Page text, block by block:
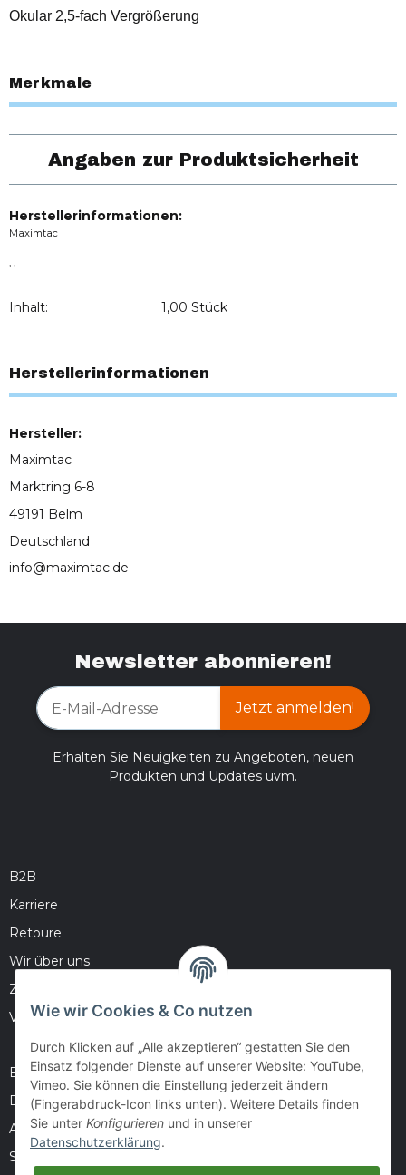
Okular 2,5-fach Vergrößerung
Merkmale
Angaben zur Produktsicherheit
Herstellerinformationen:
Maximtac
Inhalt: 1,00 Stück
Herstellerinformationen
Hersteller:
Maximtac
Marktring 6-8
49191 Belm
Deutschland
info@maximtac.de
Newsletter abonnieren!
Jetzt anmelden!
Erhalten Sie Neuigkeiten zu Angeboten, neuen
Produkten und Updates uvm.
B2B
Karriere
Retoure
Wir über uns
Zahlungsmöglichkeiten
Versandinformationen
Barrierefreiheitserklärung
Datenschutz
AGB
Sitemap
Wie wir Cookies & Co nutzen
Durch Klicken auf „Alle akzeptieren“ gestatten Sie den
Einsatz folgender Dienste auf unserer Website: YouTube,
Vimeo. Sie können die Einstellung jederzeit ändern
(Fingerabdruck-Icon links unten). Weitere Details finden
Sie unter Konfigurieren und in unserer
Datenschutzerklärung.